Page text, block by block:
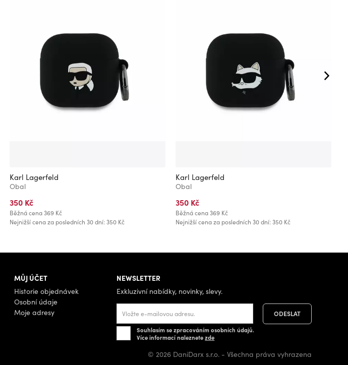
Karl Lagerfeld
Obal
350 Kč
Běžná cena369 Kč
Nejnižší cena za posledních 30 dní: 350 Kč
Karl Lagerfeld
Obal
350 Kč
Běžná cena369 Kč
Nejnižší cena za posledních 30 dní: 350 Kč
MŮJ ÚČET
Historie objednávek
Osobní údaje
Moje adresy
NEWSLETTER
Exkluzivní nabídky, novinky, slevy.
Souhlasím se zpracováním osobních údajů.
Více informací naleznetezde
© 2026 DaniDarx s.r.o. - Všechna práva vyhrazena